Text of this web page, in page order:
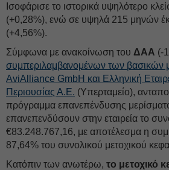
Ισοφάρισε το ιστορικά υψηλότερο
(+0,28%), ενώ σε υψηλά 215 μηνών
(+4,56%).
Σύμφωνα με ανακοίνωση του ΔΑΑ (-
συμπεριλαμβανομένων των βασικών
AviAlliance GmbH και Ελληνική
Περιουσίας Α.Ε. (Υπερταμείο),
πρόγραμμα επανεπένδυσης
επανεπενδύσουν στην εταιρεία το
€83.248.767,16, με αποτέλεσμα η
87,64% του συνολικού μετοχικού
Κατόπιν των ανωτέρω, το μετοχικό